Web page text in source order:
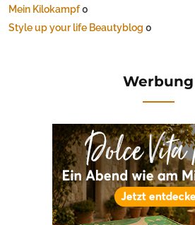
Mein Kilokampf0
Style up your life Beautyblog 0
Werbung